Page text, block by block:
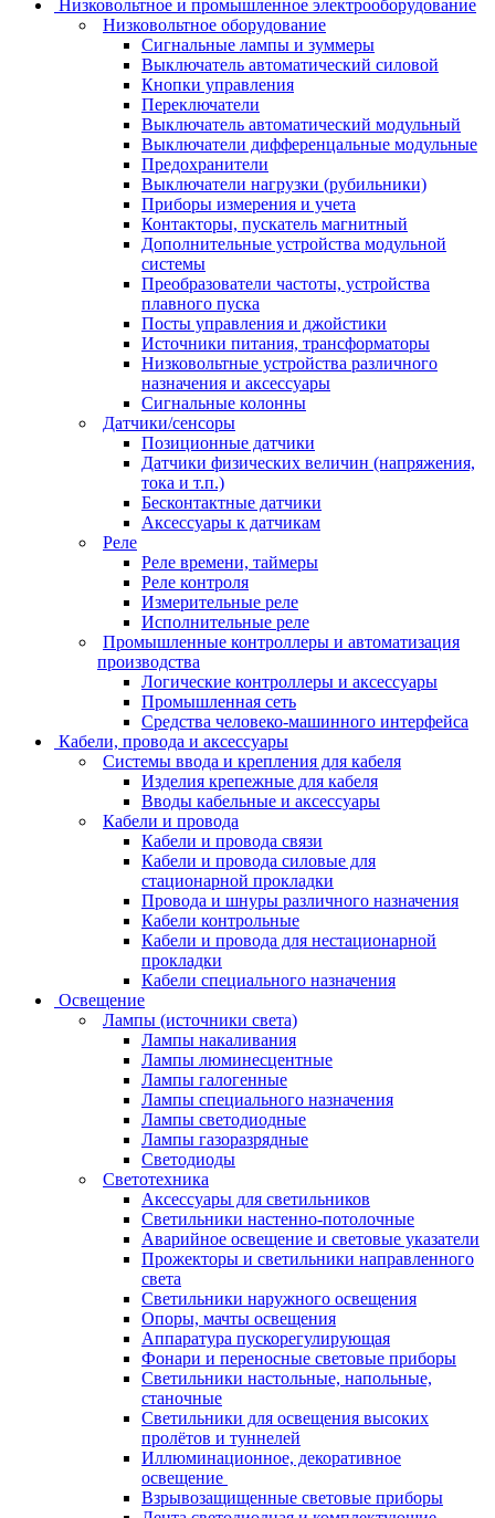
Низковольтное и промышленное электрооборудование
Низковольтное оборудование
Сигнальные лампы и зуммеры
Выключатель автоматический силовой
Кнопки управления
Переключатели
Выключатель автоматический модульный
Выключатели дифференцальные модульные
Предохранители
Выключатели нагрузки (рубильники)
Приборы измерения и учета
Контакторы, пускатель магнитный
Дополнительные устройства модульной
системы
Преобразователи частоты, устройства
плавного пуска
Посты управления и джойстики
Источники питания, трансформаторы
Низковольтные устройства различного
назначения и аксессуары
Сигнальные колонны
Датчики/сенсоры
Позиционные датчики
Датчики физических величин (напряжения,
тока и т.п.)
Бесконтактные датчики
Аксессуары к датчикам
Реле
Реле времени, таймеры
Реле контроля
Измерительные реле
Исполнительные реле
Промышленные контроллеры и автоматизация
производства
Логические контроллеры и аксессуары
Промышленная сеть
Средства человеко-машинного интерфейса
Кабели, провода и аксессуары
Системы ввода и крепления для кабеля
Изделия крепежные для кабеля
Вводы кабельные и аксессуары
Кабели и провода
Кабели и провода связи
Кабели и провода силовые для
стационарной прокладки
Провода и шнуры различного назначения
Кабели контрольные
Кабели и провода для нестационарной
прокладки
Кабели специального назначения
Освещение
Лампы (источники света)
Лампы накаливания
Лампы люминесцентные
Лампы галогенные
Лампы специального назначения
Лампы светодиодные
Лампы газоразрядные
Светодиоды
Светотехника
Аксессуары для светильников
Светильники настенно-потолочные
Аварийное освещение и световые указатели
Прожекторы и светильники направленного
света
Светильники наружного освещения
Опоры, мачты освещения
Аппаратура пускорегулирующая
Фонари и переносные световые приборы
Светильники настольные, напольные,
станочные
Светильники для освещения высоких
пролётов и туннелей
Иллюминационное, декоративное
освещение
Взрывозащищенные световые приборы